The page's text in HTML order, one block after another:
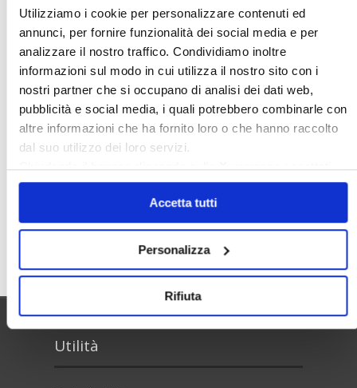
Utilizziamo i cookie per personalizzare contenuti ed
annunci, per fornire funzionalità dei social media e per
analizzare il nostro traffico. Condividiamo inoltre
informazioni sul modo in cui utilizza il nostro sito con i
nostri partner che si occupano di analisi dei dati web,
pubblicità e social media, i quali potrebbero combinarle con
altre informazioni che ha fornito loro o che hanno raccolto
dal suo utilizzo dei loro servizi.
Chiudendo il banner cliccando sullaXverranno accettati
solo i cookie necessari.
Accetta tutti
Personalizza
Rifiuta
Libero Mercato
Monolocali
New York
Nudaproprietà
Prezzi Case
Prima Casa
Proprietari Casa
Rendite Catastali
Rivoluzioneliberale
Ruderi
Sicurezza
Sommerso
Sunia
Trasferimenti
Valore Case
Utilità